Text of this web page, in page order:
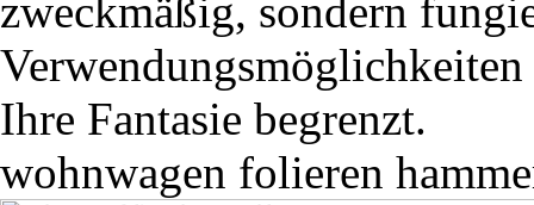
zweckmäßig, sondern
Ihre Fantasie begrenzt.
wohnwagen folieren